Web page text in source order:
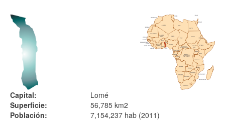
Capital:
Lomé
Superficie:
56,785 km2
Población:
7,154,237 hab (2011)